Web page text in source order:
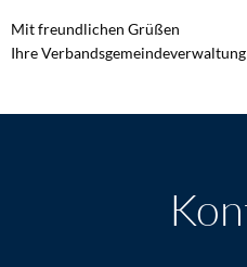
Mit freundlichen Grüßen
Ihre